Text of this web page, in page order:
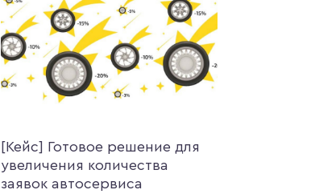
[Кейс] Готовое решение для
увеличения количества
заявок автосервиса